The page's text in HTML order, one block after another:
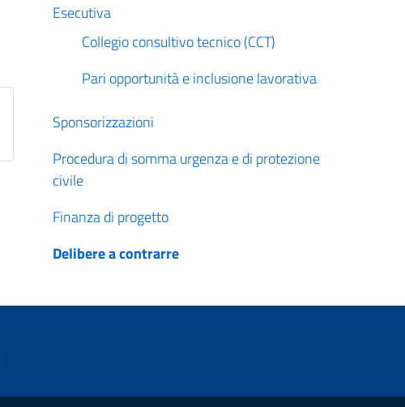
Esecutiva
Collegio consultivo tecnico (CCT)
Pari opportunità e inclusione lavorativa
Sponsorizzazioni
Procedura di somma urgenza e di protezione
civile
Finanza di progetto
Delibere a contrarre